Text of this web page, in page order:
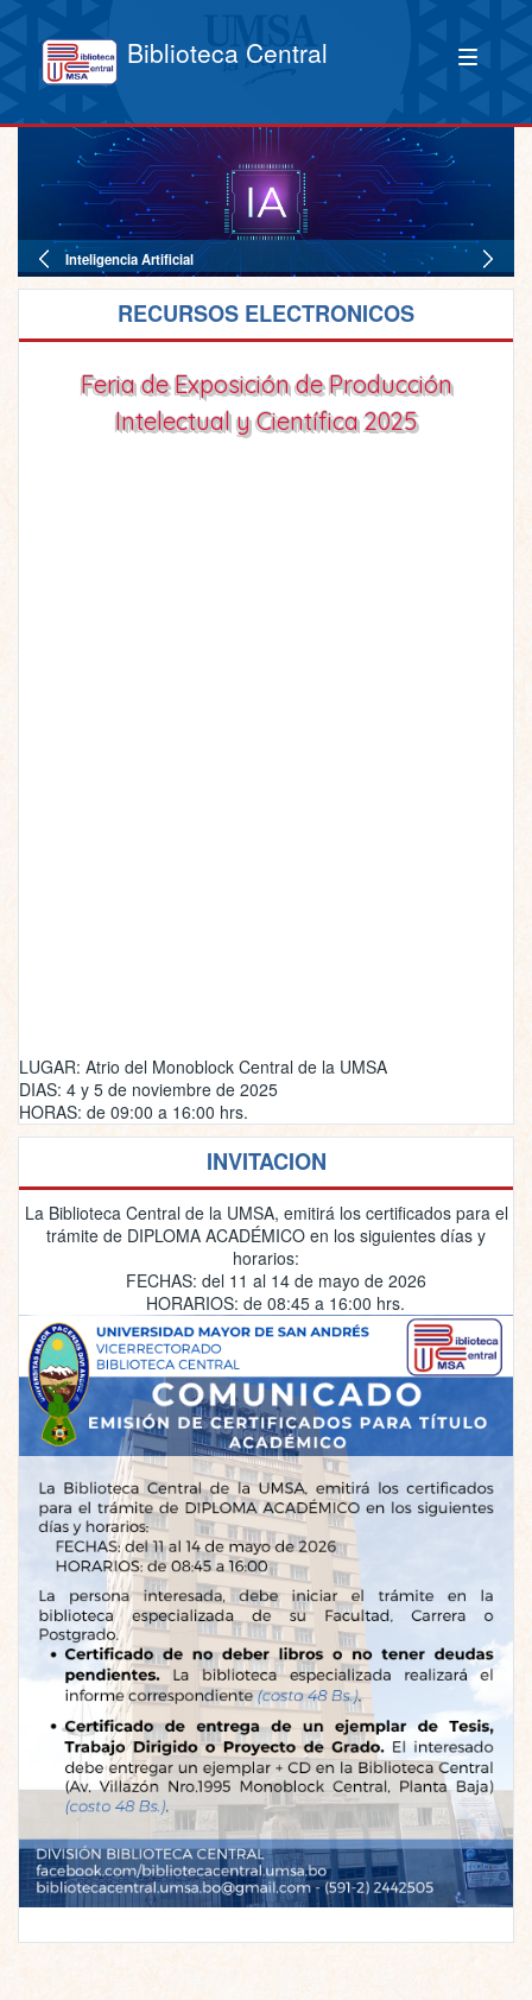
Biblioteca Central
Inteligencia Artificial
RECURSOS ELECTRONICOS
Feria de Exposición de Producción
Intelectual y Científica 2025
LUGAR: Atrio del Monoblock Central de la UMSA
DIAS: 4 y 5 de noviembre de 2025
HORAS: de 09:00 a 16:00 hrs.
INVITACION
La Biblioteca Central de la UMSA, emitirá los certificados para el
trámite de DIPLOMA ACADÉMICO en los siguientes días y
horarios:
FECHAS: del 11 al 14 de mayo de 2026
HORARIOS: de 08:45 a 16:00 hrs.